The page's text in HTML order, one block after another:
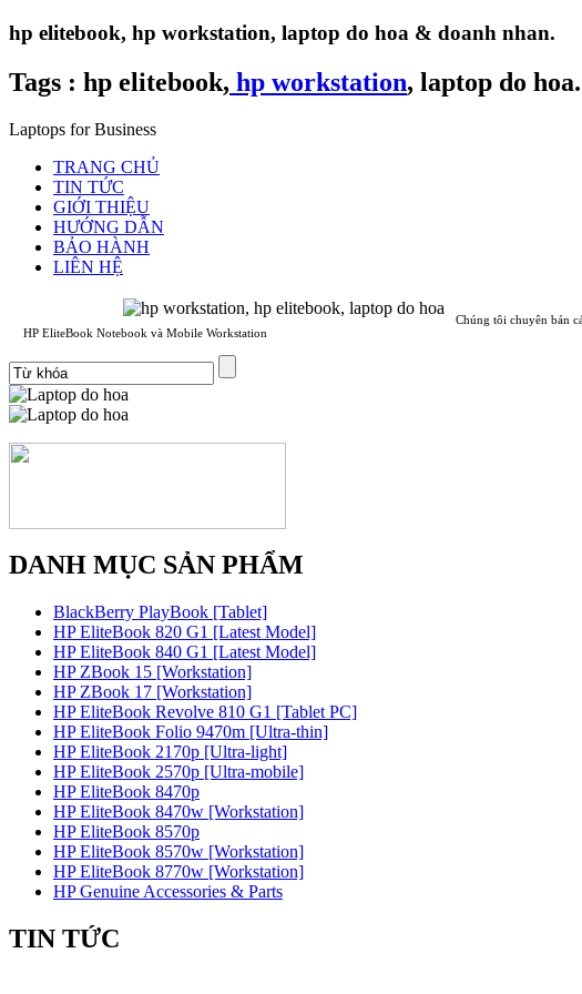
hp elitebook, hp workstation, laptop do hoa & doanh nhan.
Tags : hp elitebook, hp workstation, laptop do hoa.
Laptops for Business
TRANG CHỦ
TIN TỨC
GIỚI THIỆU
HƯỚNG DẪN
BẢO HÀNH
LIÊN HỆ
Chúng tôi chuyên bán
HP EliteBook Notebook và Mobile Workstation
DANH MỤC SẢN PHẨM
BlackBerry PlayBook [Tablet]
HP EliteBook 820 G1 [Latest Model]
HP EliteBook 840 G1 [Latest Model]
HP ZBook 15 [Workstation]
HP ZBook 17 [Workstation]
HP EliteBook Revolve 810 G1 [Tablet PC]
HP EliteBook Folio 9470m [Ultra-thin]
HP EliteBook 2170p [Ultra-light]
HP EliteBook 2570p [Ultra-mobile]
HP EliteBook 8470p
HP EliteBook 8470w [Workstation]
HP EliteBook 8570p
HP EliteBook 8570w [Workstation]
HP EliteBook 8770w [Workstation]
HP Genuine Accessories & Parts
TIN TỨC